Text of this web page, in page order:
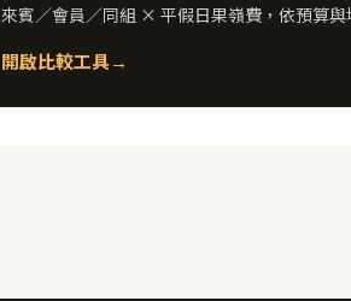
來賓／會員／同組 × 平假日果嶺費，依預算與
開啟比較工具→